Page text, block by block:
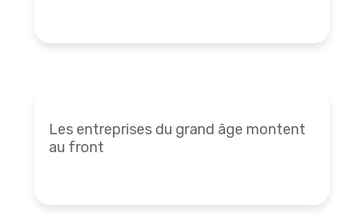
Les entreprises du grand âge montent
au front